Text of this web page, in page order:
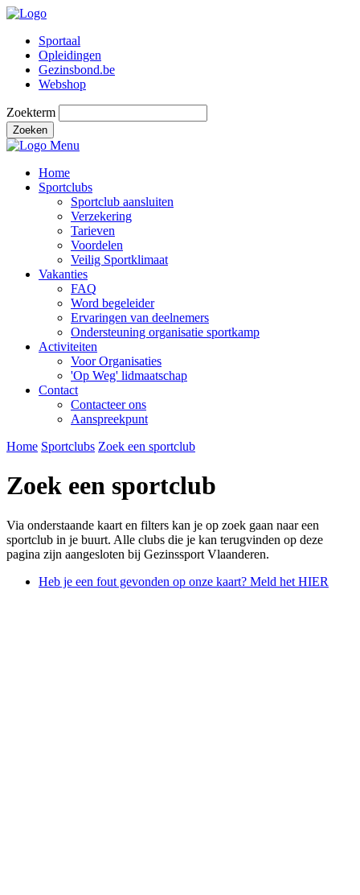
Sportaal
Opleidingen
Gezinsbond.be
Webshop
Zoekterm
Zoeken
Menu
Home
Sportclubs
Sportclub aansluiten
Verzekering
Tarieven
Voordelen
Veilig Sportklimaat
Vakanties
FAQ
Word begeleider
Ervaringen van deelnemers
Ondersteuning organisatie sportkamp
Activiteiten
Voor Organisaties
'Op Weg' lidmaatschap
Contact
Contacteer ons
Aanspreekpunt
Home Sportclubs Zoek een sportclub
Zoek een sportclub
Via onderstaande kaart en filters kan je op zoek gaan naar een
sportclub in je buurt. Alle clubs die je kan terugvinden op deze
pagina zijn aangesloten bij Gezinssport Vlaanderen.
Heb je een fout gevonden op onze kaart? Meld het HIER